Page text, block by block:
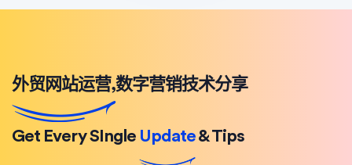
外贸网站运营,数字营销技术分享
Get Every SIngle Update& Tips